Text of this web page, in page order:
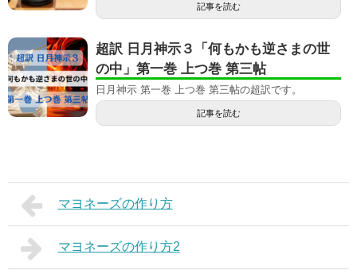
記事を読む
超訳 日月神示３「何もかも逆さまの世
の中」第一巻 上つ巻 第三帖
日月神示 第一巻 上つ巻 第三帖の超訳です。
記事を読む
マヨネーズの作り方
マヨネーズの作り方2